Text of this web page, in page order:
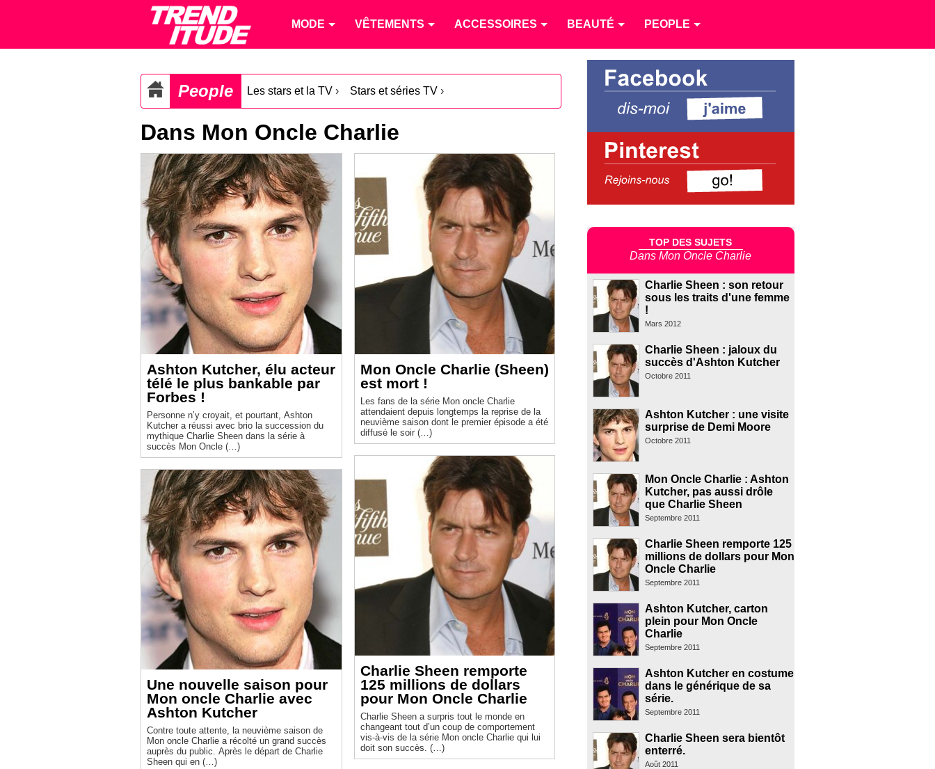
MODE VÊTEMENTS ACCESSOIRES BEAUTÉ PEOPLE
People Les stars et la TV › Stars et séries TV ›
Dans Mon Oncle Charlie
Ashton Kutcher, élu acteur
télé le plus bankable par
Forbes !
Personne n’y croyait, et pourtant, Ashton
Kutcher a réussi avec brio la succession du
mythique Charlie Sheen dans la série à
succès Mon Oncle (…)
Une nouvelle saison pour
Mon oncle Charlie avec
Ashton Kutcher
Contre toute attente, la neuvième saison de
Mon oncle Charlie a récolté un grand succès
auprès du public. Après le départ de Charlie
Sheen qui en (…)
Mon Oncle Charlie (Sheen)
est mort !
Les fans de la série Mon oncle Charlie
attendaient depuis longtemps la reprise de la
neuvième saison dont le premier épisode a été
diffusé le soir (…)
Charlie Sheen remporte
125 millions de dollars
pour Mon Oncle Charlie
Charlie Sheen a surpris tout le monde en
changeant tout d’un coup de comportement
vis-à-vis de la série Mon oncle Charlie qui lui
doit son succès. (…)
TOP DES SUJETS
Dans Mon Oncle Charlie
Charlie Sheen : son retour
sous les traits d'une femme
!
Mars 2012
Charlie Sheen : jaloux du
succès d'Ashton Kutcher
Octobre 2011
Ashton Kutcher : une visite
surprise de Demi Moore
Octobre 2011
Mon Oncle Charlie : Ashton
Kutcher, pas aussi drôle
que Charlie Sheen
Septembre 2011
Charlie Sheen remporte 125
millions de dollars pour Mon
Oncle Charlie
Septembre 2011
Ashton Kutcher, carton
plein pour Mon Oncle
Charlie
Septembre 2011
Ashton Kutcher en costume
dans le générique de sa
série.
Septembre 2011
Charlie Sheen sera bientôt
enterré.
Août 2011